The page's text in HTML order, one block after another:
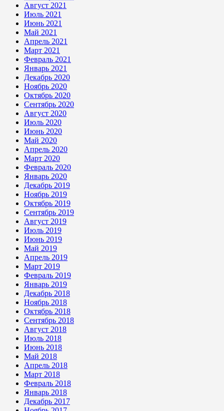
Август 2021
Июль 2021
Июнь 2021
Май 2021
Апрель 2021
Март 2021
Февраль 2021
Январь 2021
Декабрь 2020
Ноябрь 2020
Октябрь 2020
Сентябрь 2020
Август 2020
Июль 2020
Июнь 2020
Май 2020
Апрель 2020
Март 2020
Февраль 2020
Январь 2020
Декабрь 2019
Ноябрь 2019
Октябрь 2019
Сентябрь 2019
Август 2019
Июль 2019
Июнь 2019
Май 2019
Апрель 2019
Март 2019
Февраль 2019
Январь 2019
Декабрь 2018
Ноябрь 2018
Октябрь 2018
Сентябрь 2018
Август 2018
Июль 2018
Июнь 2018
Май 2018
Апрель 2018
Март 2018
Февраль 2018
Январь 2018
Декабрь 2017